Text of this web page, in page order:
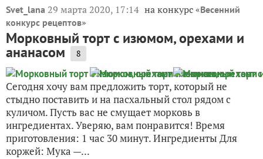
Svet_lana 29 марта 2020, 17:14 на конкурс «Весенний
конкурс рецептов»
Морковный торт с изюмом, орехами и
ананасом 8
Сегодня хочу вам предложить торт, который не
стыдно поставить и на пасхальный стол рядом с
куличом. Пусть вас не смущает морковь в
ингредиентах. Уверяю, вам понравится! Время
приготовления: 1 час 30 минут. Ингредиенты Для
коржей: Мука —...